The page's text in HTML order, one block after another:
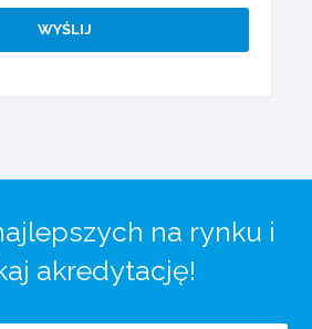
na rynku i
akredytację!